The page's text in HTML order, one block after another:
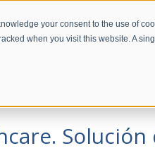
your consent to the use of
when you visit this website. A
Solución